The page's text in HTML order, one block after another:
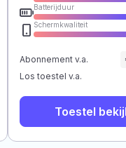
Batterijduur
Schermkwaliteit
Abonnement v.a.
Los toestel v.a.
Toestel